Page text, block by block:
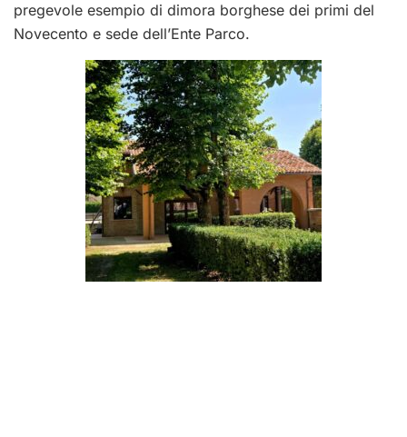
pregevole esempio di dimora borghese dei primi del
Novecento e sede dell’Ente Parco.